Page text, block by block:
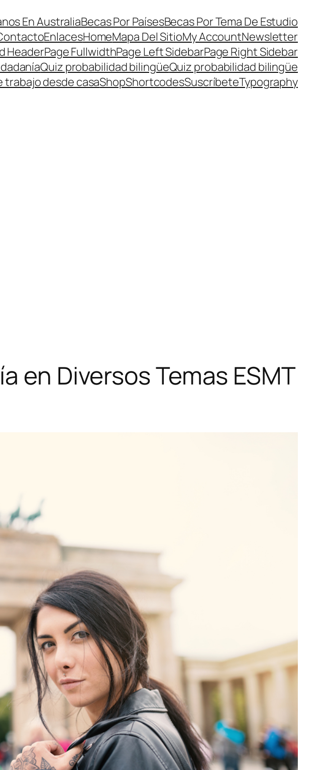
En AustraliaBecas Por PaísesBecas Por Tema De Estudio
EnlacesHomeMapa Del SitioMy AccountNewsletter
HeaderPage FullwidthPage Left SidebarPage Right Sidebar
Quiz probabilidad bilingüeQuiz probabilidad bilingüe
trabajo desde casaShopShortcodesSuscríbeteTypography
en Diversos Temas ESMT